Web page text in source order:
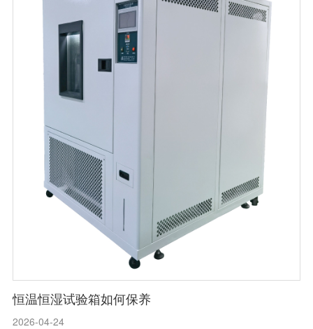
恒温恒湿试验箱如何保养
2026-04-24